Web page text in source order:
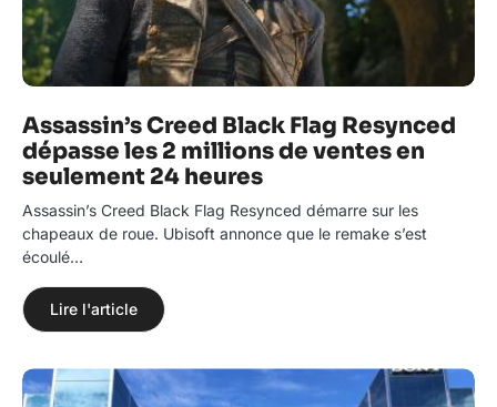
Assassin’s Creed Black Flag Resynced
dépasse les 2 millions de ventes en
seulement 24 heures
Assassin’s Creed Black Flag Resynced démarre sur les
chapeaux de roue. Ubisoft annonce que le remake s’est
écoulé…
Lire l'article